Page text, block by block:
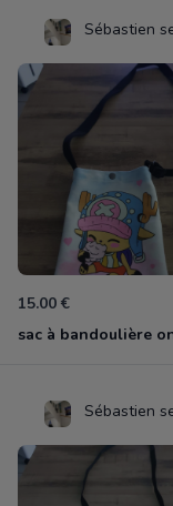
Sébastien
15.00 €
Sébastien